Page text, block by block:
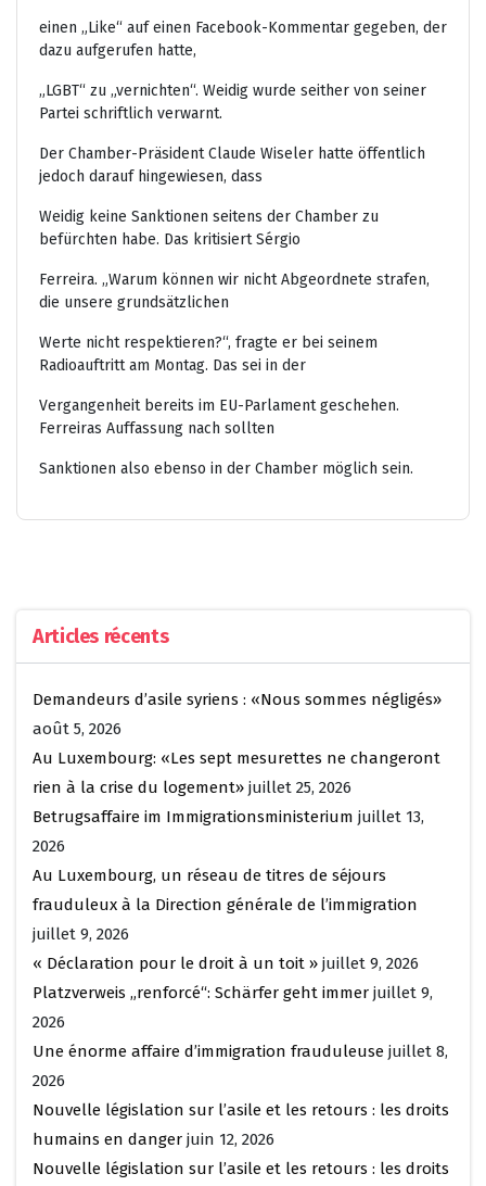
einen „Like“ auf einen Facebook-Kommentar gegeben, der
dazu aufgerufen hatte,
„LGBT“ zu „vernichten“. Weidig wurde seither von seiner
Partei schriftlich verwarnt.
Der Chamber-Präsident Claude Wiseler hatte öffentlich
jedoch darauf hingewiesen, dass
Weidig keine Sanktionen seitens der Chamber zu
befürchten habe. Das kritisiert Sérgio
Ferreira. „Warum können wir nicht Abgeordnete strafen,
die unsere grundsätzlichen
Werte nicht respektieren?“, fragte er bei seinem
Radioauftritt am Montag. Das sei in der
Vergangenheit bereits im EU-Parlament geschehen.
Ferreiras Auffassung nach sollten
Sanktionen also ebenso in der Chamber möglich sein.
Articles récents
Demandeurs d’asile syriens : «Nous sommes négligés»
août 5, 2026
Au Luxembourg: «Les sept mesurettes ne changeront
rien à la crise du logement» juillet 25, 2026
Betrugsaffaire im Immigrationsministerium juillet 13,
2026
Au Luxembourg, un réseau de titres de séjours
frauduleux à la Direction générale de l’immigration
juillet 9, 2026
« Déclaration pour le droit à un toit » juillet 9, 2026
Platzverweis „renforcé“: Schärfer geht immer juillet 9,
2026
Une énorme affaire d’immigration frauduleuse juillet 8,
2026
Nouvelle législation sur l’asile et les retours : les droits
humains en danger juin 12, 2026
Nouvelle législation sur l’asile et les retours : les droits